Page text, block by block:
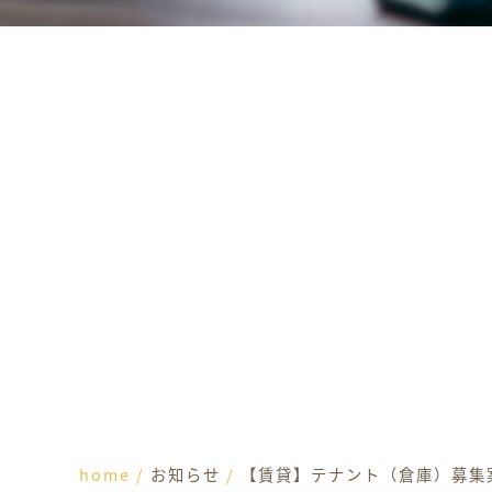
home / お知らせ / 【賃貸】テナント（倉庫）募